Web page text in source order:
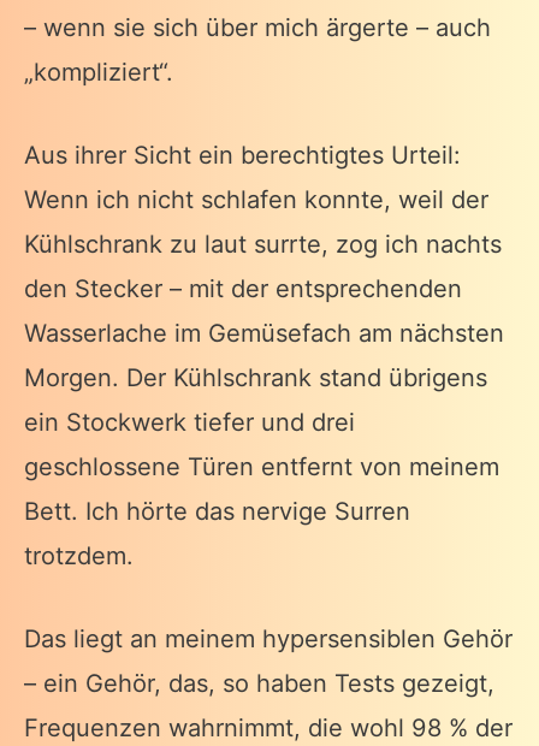
– wenn sie sich über mich ärgerte – auch
„kompliziert“.
Aus ihrer Sicht ein berechtigtes Urteil:
Wenn ich nicht schlafen konnte, weil der
Kühlschrank zu laut surrte, zog ich nachts
den Stecker – mit der entsprechenden
Wasserlache im Gemüsefach am nächsten
Morgen. Der Kühlschrank stand übrigens
ein Stockwerk tiefer und drei
geschlossene Türen entfernt von meinem
Bett. Ich hörte das nervige Surren
trotzdem.
Das liegt an meinem hypersensiblen Gehör
– ein Gehör, das, so haben Tests gezeigt,
Frequenzen wahrnimmt, die wohl 98 % der